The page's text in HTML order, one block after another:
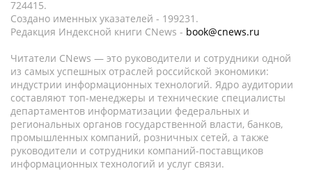
724415.
Создано именных указателей - 199231.
Редакция Индексной книги CNews - book@cnews.ru
Читатели CNews — это руководители и сотрудники одной
из самых успешных отраслей российской экономики:
индустрии информационных технологий. Ядро аудитории
составляют топ-менеджеры и технические специалисты
департаментов информатизации федеральных и
региональных органов государственной власти, банков,
промышленных компаний, розничных сетей, а также
руководители и сотрудники компаний-поставщиков
информационных технологий и услуг связи.